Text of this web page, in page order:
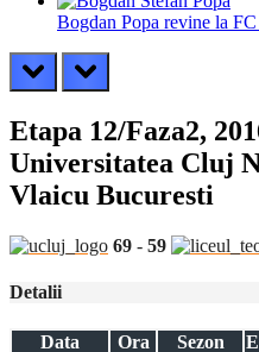
Bogdan Popa revine la
prev next
Etapa 12/Faza2,
Universitatea Cluj
Vlaicu Bucuresti
69 - 59
Detalii
Data Ora Sezon